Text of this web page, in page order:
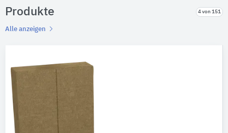
Produkte 4 von 151
Alle anzeigen